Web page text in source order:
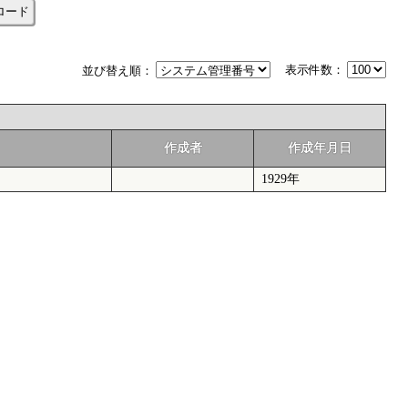
ード
表示件数：
並び替え順：
作成者 作成年月日
1929年